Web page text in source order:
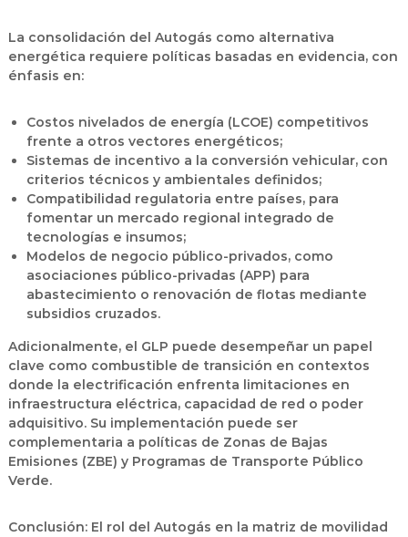
La consolidación del Autogás como alternativa
energética requiere políticas basadas en evidencia, con
énfasis en:
Costos nivelados de energía (LCOE) competitivos
frente a otros vectores energéticos;
Sistemas de incentivo a la conversión vehicular, con
criterios técnicos y ambientales definidos;
Compatibilidad regulatoria entre países, para
fomentar un mercado regional integrado de
tecnologías e insumos;
Modelos de negocio público-privados, como
asociaciones público-privadas (APP) para
abastecimiento o renovación de flotas mediante
subsidios cruzados.
Adicionalmente, el GLP puede desempeñar un papel
clave como combustible de transición en contextos
donde la electrificación enfrenta limitaciones en
infraestructura eléctrica, capacidad de red o poder
adquisitivo. Su implementación puede ser
complementaria a políticas de Zonas de Bajas
Emisiones (ZBE) y Programas de Transporte Público
Verde.
Conclusión: El rol del Autogás en la matriz de movilidad